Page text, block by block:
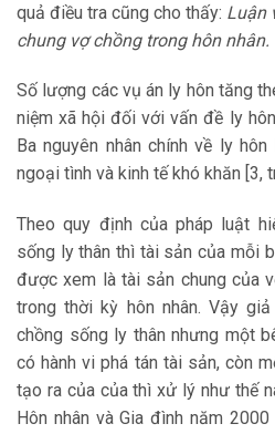
quả điều tra cũng cho thấy: Luận
chung vợ chồng trong hôn nhân.
Số lượng các vụ án ly hôn tăng
niệm xã hội đối với vấn đề ly
Ba nguyên nhân chính về ly
ngoại tình và kinh tế khó khăn [3,
Theo quy định của pháp luật
sống ly thân thì tài sản của mỗi
được xem là tài sản chung của
trong thời kỳ hôn nhân. Vậy
chồng sống ly thân nhưng một
có hành vi phá tán tài sản, còn
tạo ra của của thì xử lý như thế
Hôn nhân và Gia đình năm